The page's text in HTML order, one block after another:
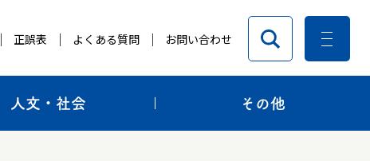
正誤表 よくある質問 お問い合わせ
人文・社会 その他